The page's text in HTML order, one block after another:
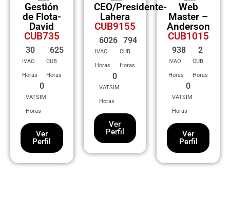
Gestión
de Flota-
David
CUB735
IVAO
Horas
30
CUB
Horas
625
VATSIM
Horas
0
Ver
Perfil
CEO/Presidente-
Lahera
CUB9155
IVAO
Horas
6026
CUB
Horas
794
VATSIM
Horas
0
Ver
Perfil
Web
Master –
Anderson
CUB1015
IVAO
Horas
938
CUB
Horas
2
VATSIM
Horas
0
Ver
Perfil